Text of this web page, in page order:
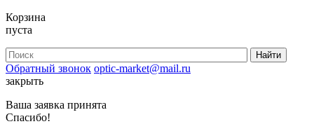
Корзина
пуста
Обратный звонок optic-market@mail.ru
закрыть
Ваша заявка принята
Спасибо!